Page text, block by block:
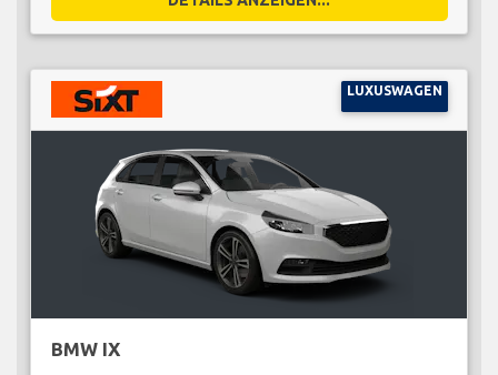
LUXUSWAGEN
BMW IX